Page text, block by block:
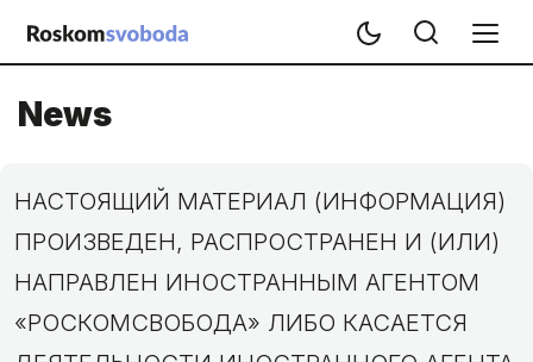
News
НАСТОЯЩИЙ МАТЕРИАЛ (ИНФОРМАЦИЯ)
ПРОИЗВЕДЕН, РАСПРОСТРАНЕН И (ИЛИ)
НАПРАВЛЕН ИНОСТРАННЫМ АГЕНТОМ
«РОСКОМСВОБОДА» ЛИБО КАСАЕТСЯ